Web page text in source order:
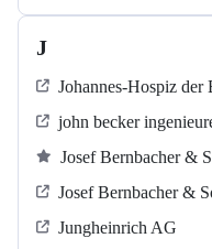
J
Johannes-Hospiz der
john becker
Josef Bernbacher &
Josef Bernbacher &
Jungheinrich AG